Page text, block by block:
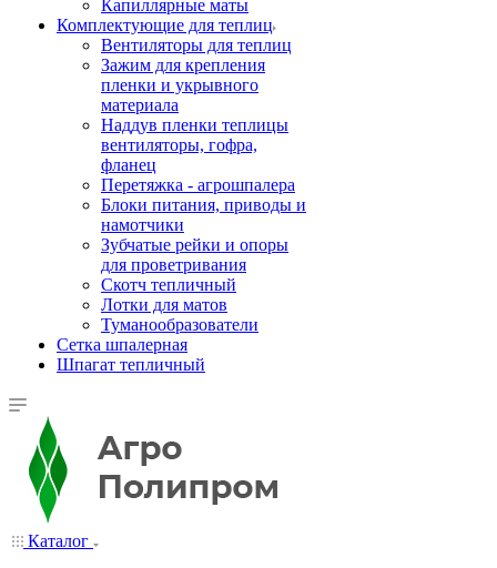
Капиллярные маты
Комплектующие для теплиц
Вентиляторы для теплиц
Зажим для крепления
пленки и укрывного
материала
Наддув пленки теплицы
вентиляторы, гофра,
фланец
Перетяжка - агрошпалера
Блоки питания, приводы и
намотчики
Зубчатые рейки и опоры
для проветривания
Скотч тепличный
Лотки для матов
Туманообразователи
Сетка шпалерная
Шпагат тепличный
Каталог